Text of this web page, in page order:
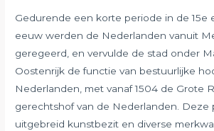
Gedurende een korte periode in de 15e
eeuw werden de Nederlanden vanuit
geregeerd, en vervulde de stad onder
Oostenrijk de functie van bestuurlijke
Nederlanden, met vanaf 1504 de Grote
gerechtshof van de Nederlanden. Deze
uitgebreid kunstbezit en diverse